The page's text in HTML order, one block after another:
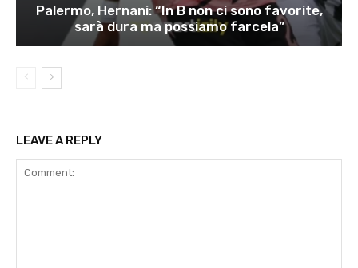
Palermo, Hernani: “In B non ci sono favorite,
sarà dura ma possiamo farcela”
LEAVE A REPLY